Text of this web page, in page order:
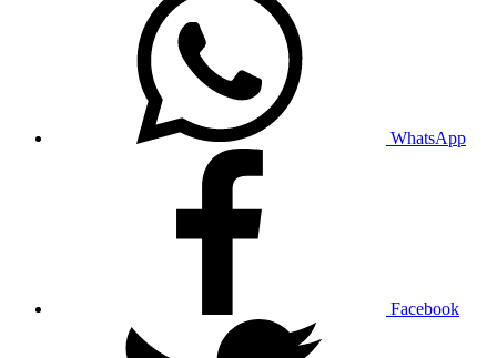
WhatsApp
Facebook